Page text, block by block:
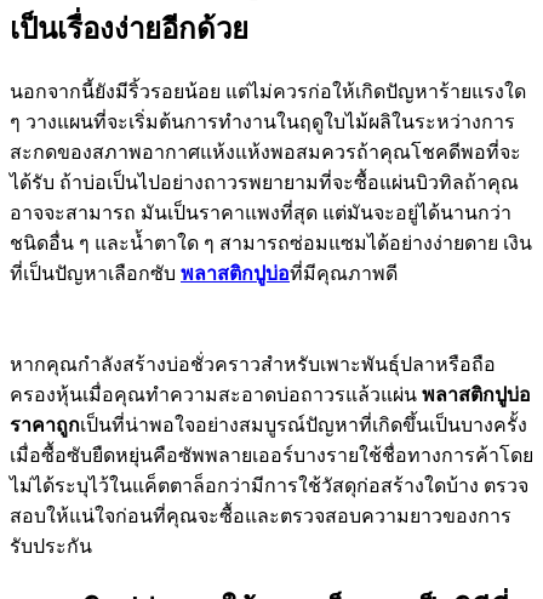
เป็นเรื่องง่ายอีกด้วย
นอกจากนี้ยังมีริ้วรอยน้อย แต่ไม่ควรก่อให้เกิดปัญหาร้ายแรงใด
ๆ วางแผนที่จะเริ่มต้นการทำงานในฤดูใบไม้ผลิในระหว่างการ
สะกดของสภาพอากาศแห้งแห้งพอสมควรถ้าคุณโชคดีพอที่จะ
ได้รับ ถ้าบ่อเป็นไปอย่างถาวรพยายามที่จะซื้อแผ่นบิวทิลถ้าคุณ
อาจจะสามารถ มันเป็นราคาแพงที่สุด แต่มันจะอยู่ได้นานกว่า
ชนิดอื่น ๆ และน้ำตาใด ๆ สามารถซ่อมแซมได้อย่างง่ายดาย เงิน
ที่เป็นปัญหาเลือกซับ พลาสติกปูบ่อที่มีคุณภาพดี
หากคุณกำลังสร้างบ่อชั่วคราวสำหรับเพาะพันธุ์ปลาหรือถือ
ครองหุ้นเมื่อคุณทำความสะอาดบ่อถาวรแล้วแผ่น พลาสติกปูบ่อ
ราคาถูกเป็นที่น่าพอใจอย่างสมบูรณ์ปัญหาที่เกิดขึ้นเป็นบางครั้ง
เมื่อซื้อซับยืดหยุ่นคือซัพพลายเออร์บางรายใช้ชื่อทางการค้าโดย
ไม่ได้ระบุไว้ในแค็ตตาล็อกว่ามีการใช้วัสดุก่อสร้างใดบ้าง ตรวจ
สอบให้แน่ใจก่อนที่คุณจะซื้อและตรวจสอบความยาวของการ
รับประกัน